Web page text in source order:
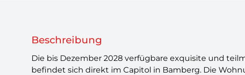
Beschreibung
Die bis Dezember 2028 verfügbare exquisite und
befindet sich direkt im Capitol in Bamberg. Die